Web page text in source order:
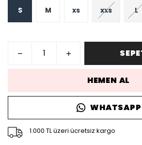
S M xs xxs L
HEMEN AL
WHATSAPP
1.000 TL üzeri ücretsiz kargo